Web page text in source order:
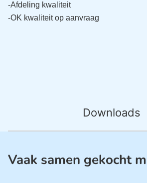
Downloads
-Afdeling kwaliteit
-OK kwaliteit op aanvraag
Vaak samen gekocht